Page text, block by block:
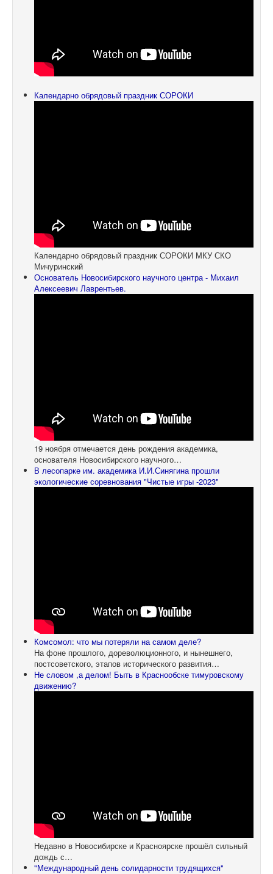
Календарно обрядовый праздник СОРОКИ
Календарно обрядовый праздник СОРОКИ МКУ СКО
Мичуринский
Основатель Новосибирского научного центра - Михаил
Алексеевич Лаврентьев.
19 ноября отмечается день рождения академика,
основателя Новосибирского научного…
В лесопарке им. академика И.И.Синягина прошли
экологические соревнования "Чистые игры -2023"
Комсомол: что мы потеряли на самом деле?
На фоне прошлого, дореволюционного, и нынешнего,
постсоветского, этапов исторического развития…
Не словом ,а делом! Быть в Краснообске тимуровскому
движению?
Недавно в Новосибирске и Красноярске прошёл сильный
дождь с…
"Международный день солидарности трудящихся"